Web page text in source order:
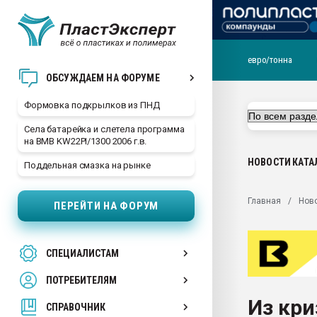
ОБСУЖДАЕМ НА ФОРУМЕ
Формовка подкрылков из ПНД
Села батарейка и слетела программа
на BMB KW22PI/1300 2006 г.в.
Поддельная смазка на рынке
ПЕРЕЙТИ НА ФОРУМ
СПЕЦИАЛИСТАМ
ПОТРЕБИТЕЛЯМ
СПРАВОЧНИК
29.07.2026 ФРП помог
Вакуум-формовочные
28.07.2026
первый план в
пластмасс
ситуацией на
евро/тонна
НОВОСТИ
Главная
Из